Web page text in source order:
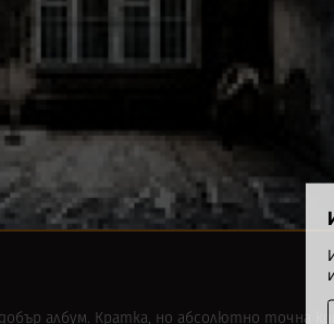
добър албум. Кратка, но абсолютно точна